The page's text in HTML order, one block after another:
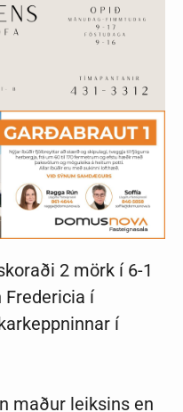
2 mörk í 6-1
Fredericia í
í
maður leiksins en